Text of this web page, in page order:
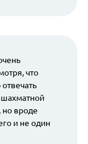
что
вроде
и не один